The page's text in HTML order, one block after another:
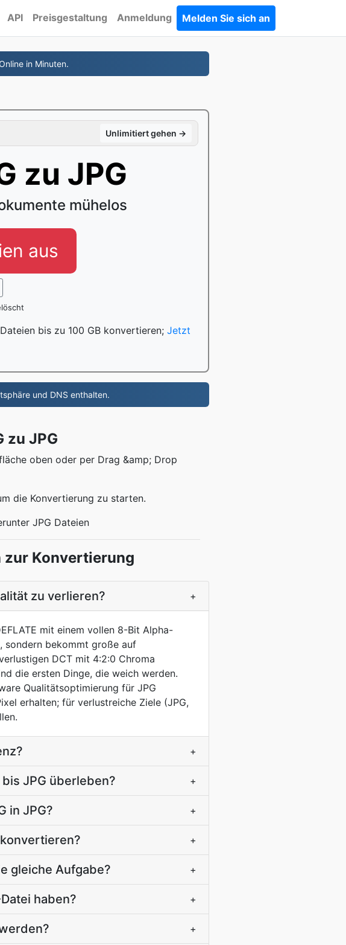
API Preisgestaltung Anmeldung Melden Sie sich an
in Minuten.
Unlimitiert gehen →
zu JPG
mühelos
aus
bis zu 100 GB konvertieren; Jetzt
und DNS enthalten.
zu JPG
oben oder per Drag &amp; Drop
die Konvertierung zu starten.
JPG Dateien
zur Konvertierung
zu verlieren? +
mit einem vollen 8-Bit Alpha-
sondern bekommt große auf
DCT mit 4:2:0 Chroma
die ersten Dinge, die weich werden.
Qualitätsoptimierung für JPG
erhalten; für verlustreiche Ziele (JPG,
+
JPG überleben? +
in JPG? +
+
gleiche Aufgabe? +
haben? +
+